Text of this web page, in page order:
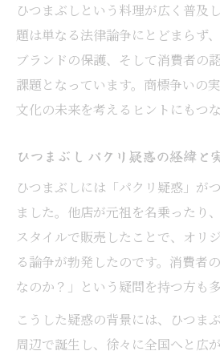
ひつまぶしという料理が広く普及
題は単なる法律論争にとどまらず
ブランドの保護、そして消費者の
課題となっています。商標争いの
文化の未来を考えるヒントにもつ
ひつまぶし パクリ疑惑の経緯と
ひつまぶしには「パクリ疑惑」が
ました。他店が元祖を名乗ったり
スタイルで販売したことで、オリ
る論争が勃発したのです。消費者
なのか？」という疑問を持つ方も
こうした疑惑の背景には、ひつま
周辺で誕生し、徐々に全国へと広